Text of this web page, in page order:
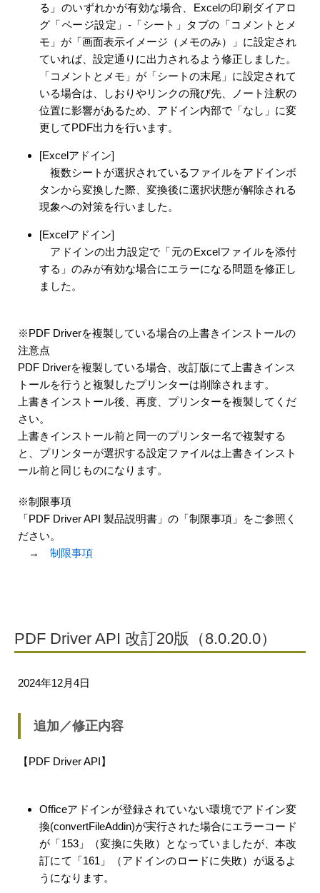
る」のいずれかが有効な場合、Excelの印刷ダイアロ
グ「ページ設定」‐「シート」タブの「コメントとメ
モ」が「画面表示イメージ（メモのみ）」に設定され
ていれば、設定通りに出力されるよう修正しました。
「コメントとメモ」が「シートの末尾」に設定されて
いる場合は、しおりやリンクの飛び先、ノート注釈の
位置に影響があるため、アドイン内部で「なし」に変
更してPDF出力を行います。
[Excelアドイン]
複数シートが選択されているファイルをアドインボ
タンから変換した際、変換後に選択状態が解除される
現象への対策を行いました。
[Excelアドイン]
アドインの出力設定で「元のExcelファイルを添付
する」のみが有効な場合にエラーになる問題を修正し
ました。
※PDF Driverを複製している場合の上書きインストールの
注意点
PDF Driverを複製している場合、改訂版にて上書きインス
トールを行うと複製したプリンターは削除されます。
上書きインストール後、再度、プリンターを複製してくだ
さい。
上書きインストール前と同一のプリンター名で複製する
と、プリンターが選択する設定ファイルは上書きインスト
ール前と同じものになります。
※制限事項
「PDF Driver API 製品説明書」の「制限事項」をご参照く
ださい。
→ 制限事項
PDF Driver API 改訂20版（8.0.20.0）
2024年12月4日
追加／修正内容
【PDF Driver API】
Officeアドインが登録されていない環境でアドイン変
換(convertFileAddin)が実行された場合にエラーコード
が「153」（変換に失敗）となっていましたが、本改
訂にて「161」（アドインのロードに失敗）が返るよ
うになります。